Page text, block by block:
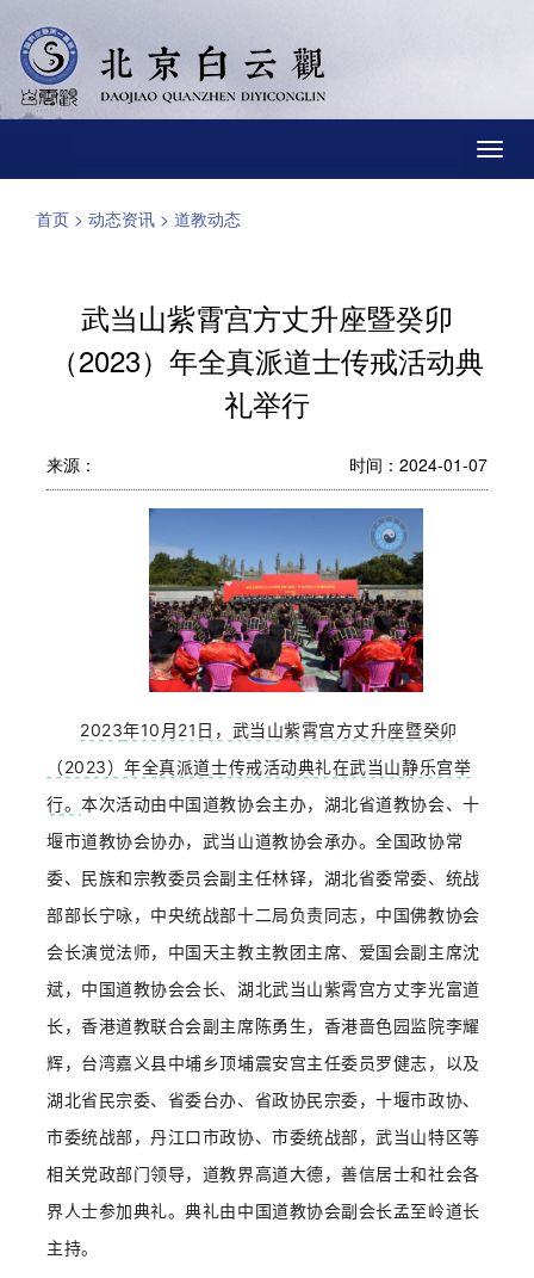
首页 > 动态资讯 > 道教动态
武当山紫霄宫方丈升座暨癸卯
（2023）年全真派道士传戒活动典
礼举行
来源： 时间：2024-01-07
2023年10月21日，武当山紫霄宫方丈升座暨癸卯
（2023）年全真派道士传戒活动典礼在武当山静乐宫举
行。本次活动由中国道教协会主办，湖北省道教协会、十
堰市道教协会协办，武当山道教协会承办。全国政协常
委、民族和宗教委员会副主任林铎，湖北省委常委、统战
部部长宁咏，中央统战部十二局负责同志，中国佛教协会
会长演觉法师，中国天主教主教团主席、爱国会副主席沈
斌，中国道教协会会长、湖北武当山紫霄宫方丈李光富道
长，香港道教联合会副主席陈勇生，香港啬色园监院李耀
辉，台湾嘉义县中埔乡顶埔震安宫主任委员罗健志，以及
湖北省民宗委、省委台办、省政协民宗委，十堰市政协、
市委统战部，丹江口市政协、市委统战部，武当山特区等
相关党政部门领导，道教界高道大德，善信居士和社会各
界人士参加典礼。典礼由中国道教协会副会长孟至岭道长
主持。